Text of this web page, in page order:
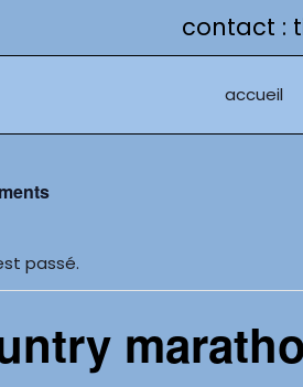
contact :
accueil
passé.